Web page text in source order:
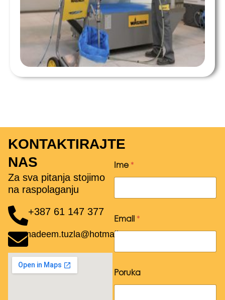
KONTAKTIRAJTE
NAS
Za sva pitanja stojimo
na raspolaganju
+387 61 147 377
madeem.tuzla@hotmail.com
Ime*
Email *
Poruka